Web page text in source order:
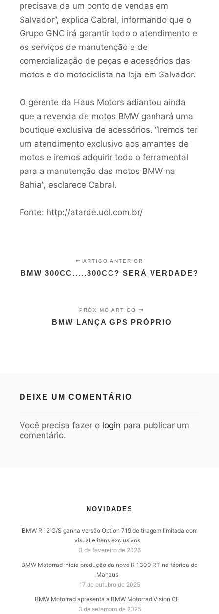
precisava de um ponto de vendas em
Salvador”, explica Cabral, informando que o
Grupo GNC irá garantir todo o atendimento e
os serviços de manutenção e de
comercialização de peças e acessórios das
motos e do motociclista na loja em Salvador.
O gerente da Haus Motors adiantou ainda
que a revenda de motos BMW ganhará uma
boutique exclusiva de acessórios. “Iremos ter
um atendimento exclusivo aos amantes de
motos e iremos adquirir todo o ferramental
para a manutenção das motos BMW na
Bahia”, esclarece Cabral.
Fonte: http://atarde.uol.com.br/
ARTIGO ANTERIOR
BMW 300CC.....300CC? SERÁ VERDADE?
PRÓXIMO ARTIGO
BMW LANÇA GPS PRÓPRIO
DEIXE UM COMENTÁRIO
Você precisa fazer o login para publicar um
comentário.
NOVIDADES
BMW R 12 G/S ganha versão Option 719 de tiragem limitada com
visual e itens exclusivos
3 de fevereiro de 2026
BMW Motorrad inicia produção da nova R 1300 RT na fábrica de
Manaus
17 de outubro de 2025
BMW Motorrad apresenta a BMW Motorrad Vision CE
3 de setembro de 2025